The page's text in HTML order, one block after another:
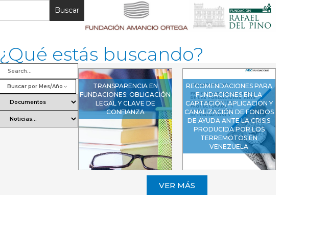
Buscar
¿Qué estás buscando?
Buscar por Mes/Año
TRANSPARENCIA EN
FUNDACIONES: OBLIGACIÓN
LEGAL Y CLAVE DE
CONFIANZA
RECOMENDACIONES PARA
FUNDACIONES EN LA
CAPTACIÓN, APLICACIÓN Y
CANALIZACIÓN DE FONDOS
DE AYUDA ANTE LA CRISIS
PRODUCIDA POR LOS
TERREMOTOS EN
VENEZUELA
VER MÁS